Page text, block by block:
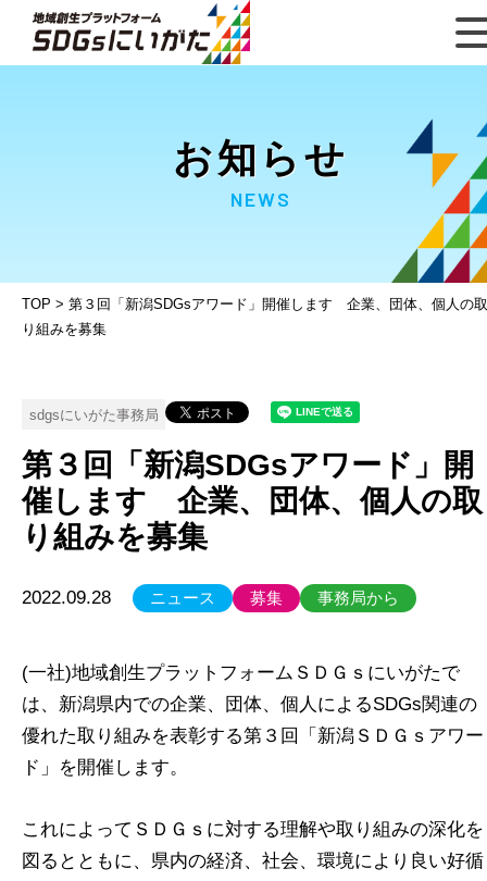
お知らせ
NEWS
TOP > 第３回「新潟SDGsアワード」開催します 企業、団体、個人の取
り組みを募集
sdgsにいがた事務局
第３回「新潟SDGsアワード」開
催します 企業、団体、個人の取
り組みを募集
2022.09.28 ニュース 募集 事務局から
(一社)地域創生プラットフォームＳＤＧｓにいがたで
は、新潟県内での企業、団体、個人によるSDGs関連の
優れた取り組みを表彰する第３回「新潟ＳＤＧｓアワー
ド」を開催します。
これによってＳＤＧｓに対する理解や取り組みの深化を
図るとともに、県内の経済、社会、環境により良い好循